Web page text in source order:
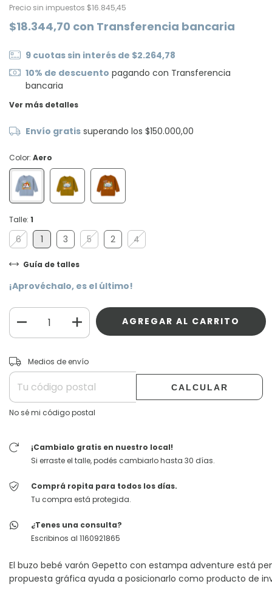
Precio sin impuestos $16.845,45
$18.344,70 con Transferencia bancaria
9 cuotas sin interés de $2.264,78
10% de descuento pagando con Transferencia
bancaria
Ver más detalles
Envío gratis superando los $150.000,00
Color: Aero
Talle: 1
6 1 3 5 2 4
Guía de talles
¡Aprovéchalo, es el último!
Entregas para el CP:
Medios de envío
CALCULAR
No sé mi código postal
¡Cambialo gratis en nuestro local!
Si erraste el talle, podés cambiarlo hasta 30 días.
Comprá ropita para todos los días.
Tu compra está protegida.
¿Tenes una consulta?
Escribinos al 1160921865
El buzo bebé varón Gepetto con estampa adventure está
propuesta gráfica ayuda a posicionarlo como producto de